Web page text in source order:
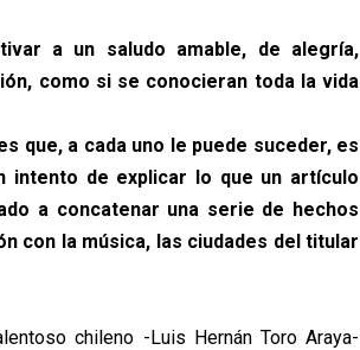
a un saludo amable, de alegría,
como si se conocieran toda la vida
que, a cada uno le puede suceder, es
intento de explicar lo que un artículo
a concatenar una serie de hechos
con la música, las ciudades del titular
chileno -Luis Hernán Toro Araya-